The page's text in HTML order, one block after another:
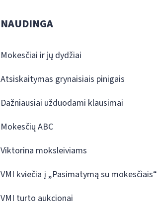
NAUDINGA
Mokesčiai ir jų dydžiai
Atsiskaitymas grynaisiais pinigais
Dažniausiai užduodami klausimai
Mokesčių ABC
Viktorina moksleiviams
VMI kviečia į „Pasimatymą su mokesčiais“
VMI turto aukcionai